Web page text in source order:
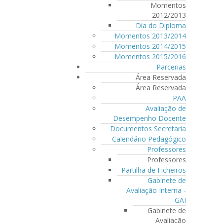
Momentos
2012/2013
Dia do Diploma
Momentos 2013/2014
Momentos 2014/2015
Momentos 2015/2016
Parcerias
Área Reservada
Área Reservada
PAA
Avaliação de
Desempenho Docente
Documentos Secretaria
Calendário Pedagógico
Professores
Professores
Partilha de Ficheiros
Gabinete de
Avaliação Interna -
GAI
Gabinete de
Avaliação